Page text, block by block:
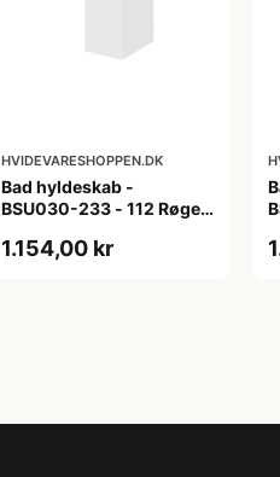
HVIDEVARESHOPPEN.DK
Bad hyldeskab -
BSU030-233 - 112 Røget
1.154,00 kr